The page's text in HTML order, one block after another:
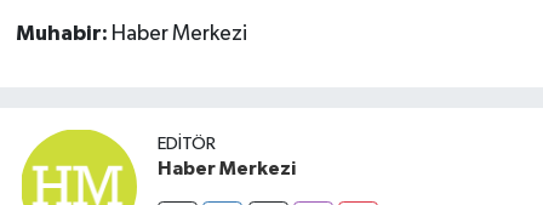
Muhabir: Haber Merkezi
EDITÖR
Haber Merkezi